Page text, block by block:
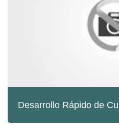
Desarrollo Rápido de